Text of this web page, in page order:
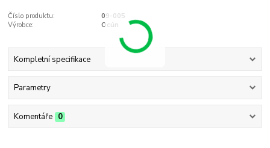
Číslo produktu:
09-005
Výrobce:
Ocún
Kompletní specifikace
Parametry
Komentáře 0